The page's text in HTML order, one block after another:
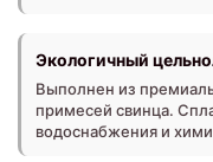
Экологичный
Выполнен из
примесей свинца.
водоснабжения и